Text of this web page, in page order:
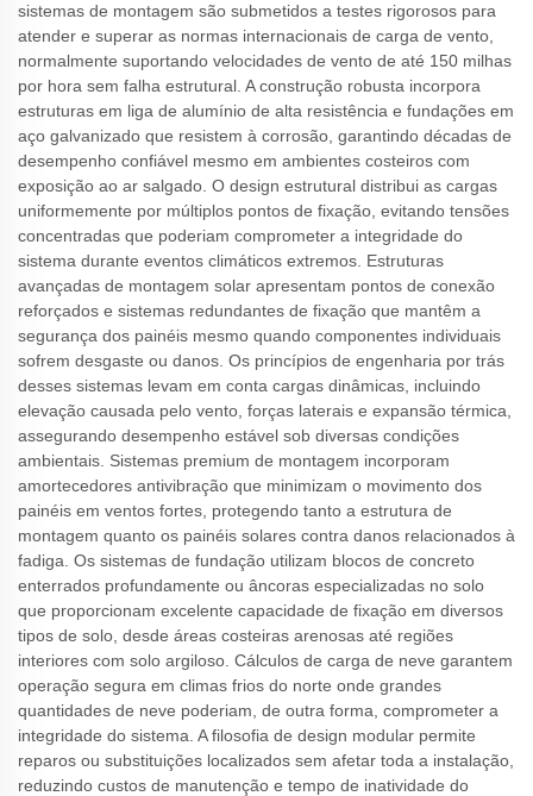
sistemas de montagem são submetidos a testes rigorosos para
atender e superar as normas internacionais de carga de vento,
normalmente suportando velocidades de vento de até 150 milhas
por hora sem falha estrutural. A construção robusta incorpora
estruturas em liga de alumínio de alta resistência e fundações em
aço galvanizado que resistem à corrosão, garantindo décadas de
desempenho confiável mesmo em ambientes costeiros com
exposição ao ar salgado. O design estrutural distribui as cargas
uniformemente por múltiplos pontos de fixação, evitando tensões
concentradas que poderiam comprometer a integridade do
sistema durante eventos climáticos extremos. Estruturas
avançadas de montagem solar apresentam pontos de conexão
reforçados e sistemas redundantes de fixação que mantêm a
segurança dos painéis mesmo quando componentes individuais
sofrem desgaste ou danos. Os princípios de engenharia por trás
desses sistemas levam em conta cargas dinâmicas, incluindo
elevação causada pelo vento, forças laterais e expansão térmica,
assegurando desempenho estável sob diversas condições
ambientais. Sistemas premium de montagem incorporam
amortecedores antivibração que minimizam o movimento dos
painéis em ventos fortes, protegendo tanto a estrutura de
montagem quanto os painéis solares contra danos relacionados à
fadiga. Os sistemas de fundação utilizam blocos de concreto
enterrados profundamente ou âncoras especializadas no solo
que proporcionam excelente capacidade de fixação em diversos
tipos de solo, desde áreas costeiras arenosas até regiões
interiores com solo argiloso. Cálculos de carga de neve garantem
operação segura em climas frios do norte onde grandes
quantidades de neve poderiam, de outra forma, comprometer a
integridade do sistema. A filosofia de design modular permite
reparos ou substituições localizados sem afetar toda a instalação,
reduzindo custos de manutenção e tempo de inatividade do